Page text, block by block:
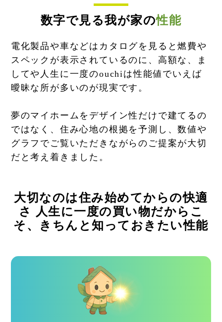
数字で見る我が家の性能
電化製品や車などはカタログを見ると燃費や
スペックが表示されているのに、高額な、ま
してや人生に一度のouchiは性能値でいえば
曖昧な所が多いのが現実です。
夢のマイホームをデザイン性だけで建てるの
ではなく、住み心地の根拠を予測し、数値や
グラフでご覧いただきながらのご提案が大切
だと考え着きました。
大切なのは住み始めてからの快適
さ
人生に一度の買い物だからこ
そ、きちんと知っておきたい性能